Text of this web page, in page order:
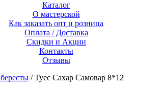
Каталог
О мастерской
Как заказать опт и розница
Оплата / Доставка
Скидки и Акции
Контакты
Отзывы
/ Туес Сахар Самовар 8*12